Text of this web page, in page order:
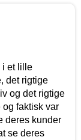
i et lille
det rigtige
og det rigtige
og faktisk var
deres kunder
se deres